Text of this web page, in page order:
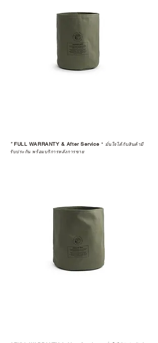
*FULL WARRANTY & After Service * มั่นใจได้กับสินค้ามี
รับประกัน พร้อมบริการหลังการขาย